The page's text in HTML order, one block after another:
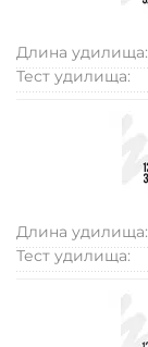
Длина удилища:
Тест удилища:
Длина удилища:
Тест удилища: